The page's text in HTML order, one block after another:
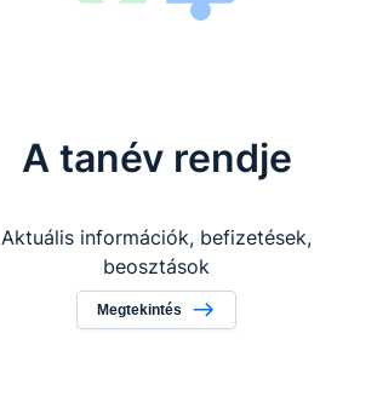
A tanév rendje
Aktuális információk, befizetések,
beosztások
Megtekintés